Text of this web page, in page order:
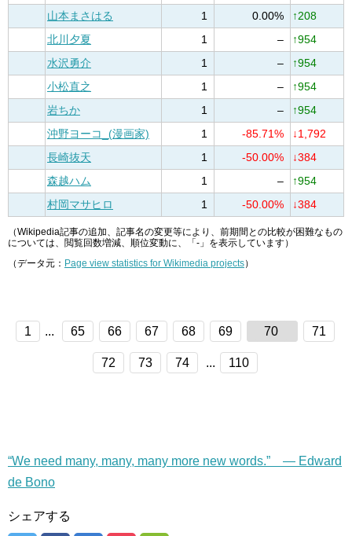
山本まさはる
1 0.00%
↑208
北川夕夏
1 –
↑954
水沢勇介
1 –
↑954
小松直之
1 –
↑954
岩ちか
1 –
↑954
沖野ヨーコ_(漫画家)
1 -85.71%
↓1,792
長崎抜天
1 -50.00%
↓384
森越ハム
1 –
↑954
村岡マサヒロ
1 -50.00% ↓384
（Wikipedia記事の追加、記事名の変更等により、前期間との比較が困難なもの
については、閲覧回数増減、順位変動に、「-」を表示しています）
（データ元： Page view statistics for Wikimedia projects）
1 ... 65 66 67 68 69 70 71
72 73 74 ... 110
“We need many, many, many more new words.” — Edward
de Bono
シェアする